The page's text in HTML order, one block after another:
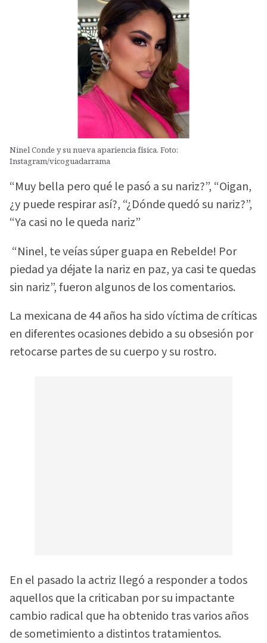
Ninel Conde y su nueva apariencia física. Foto:
Instagram/vicoguadarrama
“Muy bella pero qué le pasó a su nariz?”, “Oigan,
¿y puede respirar así?, “¿Dónde quedó su nariz?”,
“Ya casi no le queda nariz”
“Ninel, te veías súper guapa en Rebelde! Por
piedad ya déjate la nariz en paz, ya casi te quedas
sin nariz”, fueron algunos de los comentarios.
La mexicana de 44 años ha sido víctima de críticas
en diferentes ocasiones debido a su obsesión por
retocarse partes de su cuerpo y su rostro.
En el pasado la actriz llegó a responder a todos
aquellos que la criticaban por su impactante
cambio radical que ha obtenido tras varios años
de sometimiento a distintos tratamientos.